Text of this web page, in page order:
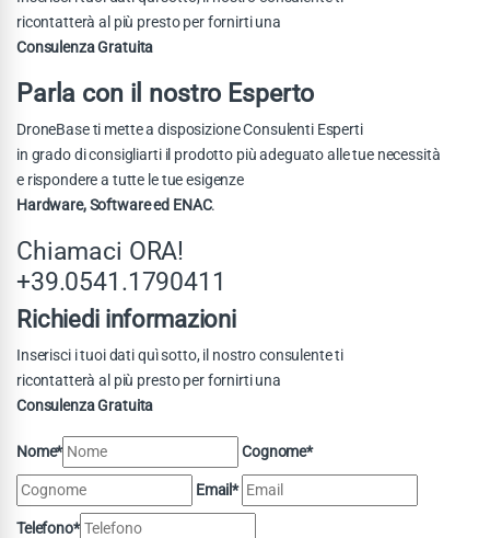
ricontatterà al più presto per fornirti una
Consulenza Gratuita
Parla con il nostro Esperto
DroneBase ti mette a disposizione Consulenti Esperti
in grado di consigliarti il prodotto più adeguato alle tue necessità
e rispondere a tutte le tue esigenze
Hardware, Software ed ENAC.
Chiamaci ORA!
+39.0541.1790411
Richiedi informazioni
Inserisci i tuoi dati quì sotto, il nostro consulente ti
ricontatterà al più presto per fornirti una
Consulenza Gratuita
Nome* Cognome*
Email*
Telefono*